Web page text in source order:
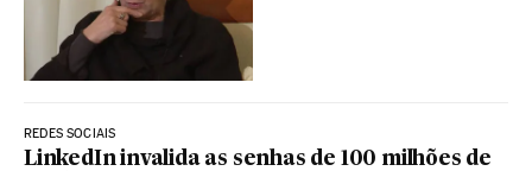
REDES SOCIAIS
LinkedIn invalida as senhas de 100 milhões de